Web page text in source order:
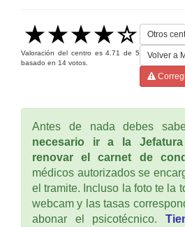
Valoración del centro es4.71 de5
basado en 14 votos.
Otros
Volver a
Antes de nada debes
necesario ir a la
renovar el carnet de
médicos autorizados se
el tramite. Incluso la foto te la
webcam y las tasas
abonar el psicotécnico.